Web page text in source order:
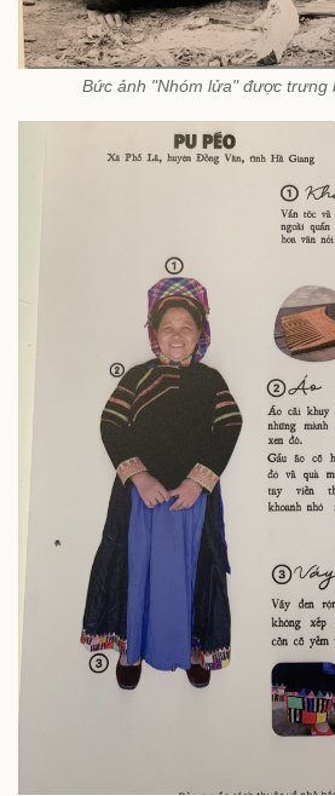
Bức ảnh "Nhóm lửa" được trưng